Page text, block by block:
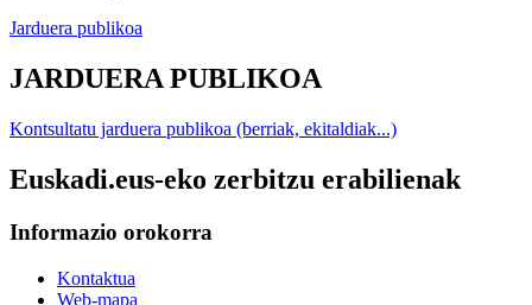
Jarduera publikoa
JARDUERA PUBLIKOA
Kontsultatu jarduera publikoa (berriak, ekitaldiak...)
Euskadi.eus-eko zerbitzu erabilienak
Informazio orokorra
Kontaktua
Web-mapa